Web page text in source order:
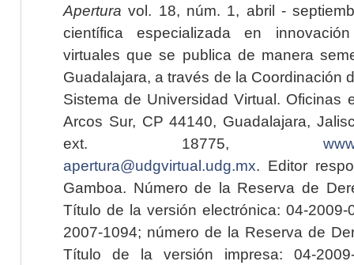
Apertura vol. 18, núm. 1, abril -
científica especializada en
virtuales que se publica de manera
Guadalajara, a través de la Coordinación
Sistema de Universidad Virtual. Oficinas
Arcos Sur, CP 44140, Guadalajara,
ext. 18775,
apertura@udgvirtual.udg.mx. Editor
Gamboa. Número de la Reserva de
Título de la versión electrónica: 04-2009-
2007-1094; número de la Reserva de
Título de la versión impresa: 04-2009-